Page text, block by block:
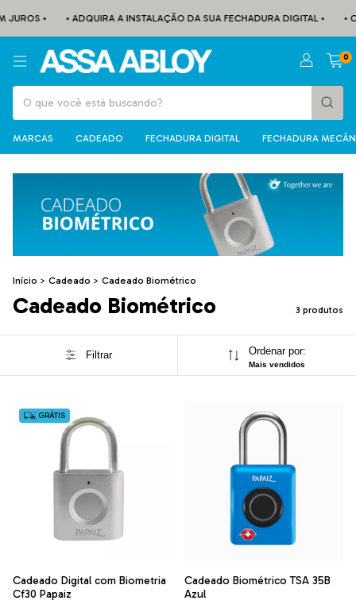
JUROS • • ADQUIRA A INSTALAÇÃO DA SUA FECHADURA DIGITAL • •
0
MARCAS CADEADO FECHADURA DIGITAL FECHADURA
Início > Cadeado > Cadeado Biométrico
Cadeado Biométrico 3 produtos
Filtrar Ordenar por:
Mais vendidos
GRÁTIS
Cadeado Digital com Biometria
Cf30 Papaiz
Cadeado Biométrico TSA 35B
Azul